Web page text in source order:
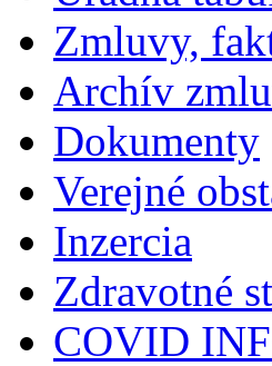
Zmluvy,
Archív
Dokumenty
Verejné
Inzercia
Zdravotné
COVID